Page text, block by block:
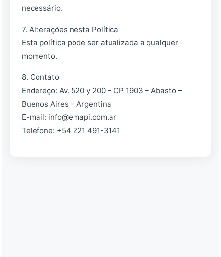
necessário.
7. Alterações nesta Política
Esta política pode ser atualizada a qualquer
momento.
8. Contato
Endereço: Av. 520 y 200 – CP 1903 – Abasto –
Buenos Aires – Argentina
E-mail: info@emapi.com.ar
Telefone: +54 221 491-3141